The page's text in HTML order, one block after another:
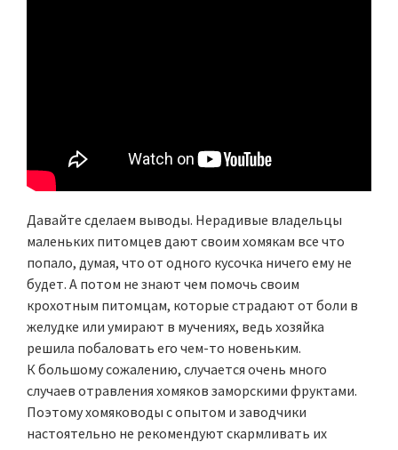
Давайте сделаем выводы. Нерадивые владельцы
маленьких питомцев дают своим хомякам все что
попало, думая, что от одного кусочка ничего ему не
будет. А потом не знают чем помочь своим
крохотным питомцам, которые страдают от боли в
желудке или умирают в мучениях, ведь хозяйка
решила побаловать его чем-то новеньким.
К большому сожалению, случается очень много
случаев отравления хомяков заморскими фруктами.
Поэтому хомяководы с опытом и заводчики
настоятельно не рекомендуют скармливать их